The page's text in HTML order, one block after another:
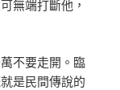
無端打斷他，
不要走開。臨
是民間傳說的